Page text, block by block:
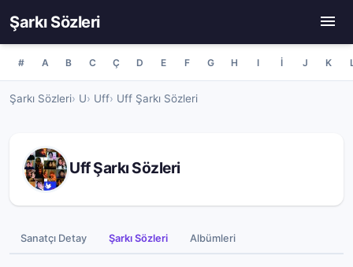
Şarkı Sözleri
# A B C Ç D E F G H I İ J K
Şarkı Sözleri U Uff Uff Şarkı Sözleri
Uff Şarkı Sözleri
Sanatçı Detay Şarkı Sözleri Albümleri